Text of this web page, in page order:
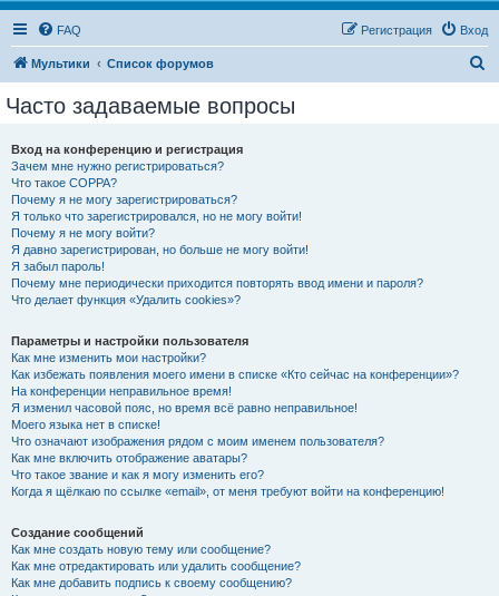
FAQ Вход
Регистрация
Мультики Список форумов
Часто задаваемые вопросы
Вход на конференцию и регистрация
Зачем мне нужно регистрироваться?
Что такое COPPA?
Почему я не могу зарегистрироваться?
Я только что зарегистрировался, но не могу войти!
Почему я не могу войти?
Я давно зарегистрирован, но больше не могу войти!
Я забыл пароль!
Почему мне периодически приходится повторять ввод имени и пароля?
Что делает функция «Удалить cookies»?
Параметры и настройки пользователя
Как мне изменить мои настройки?
Как избежать появления моего имени в списке «Кто сейчас на конференции»?
На конференции неправильное время!
Я изменил часовой пояс, но время всё равно неправильное!
Моего языка нет в списке!
Что означают изображения рядом с моим именем пользователя?
Как мне включить отображение аватары?
Что такое звание и как я могу изменить его?
Когда я щёлкаю по ссылке «email», от меня требуют войти на конференцию!
Создание сообщений
Как мне создать новую тему или сообщение?
Как мне отредактировать или удалить сообщение?
Как мне добавить подпись к своему сообщению?